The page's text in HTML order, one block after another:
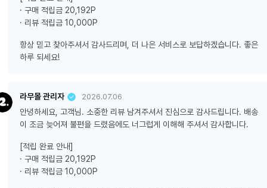
· 구매 적립금 20,192P
· 리뷰 적립금 10,000P
항상 믿고 찾아주셔서 감사드리며, 더 나은 서비스로 보답하겠습니다. 좋은
하루 되세요!
라무몰 관리자 2026.07.06
안녕하세요, 고객님. 소중한 리뷰 남겨주셔서 진심으로 감사드립니다. 배송
이 조금 늦어져 불편을 드렸음에도 너그럽게 이해해 주셔서 감사합니다.
[적립 완료 안내]
· 구매 적립금 20,192P
· 리뷰 적립금 10,000P